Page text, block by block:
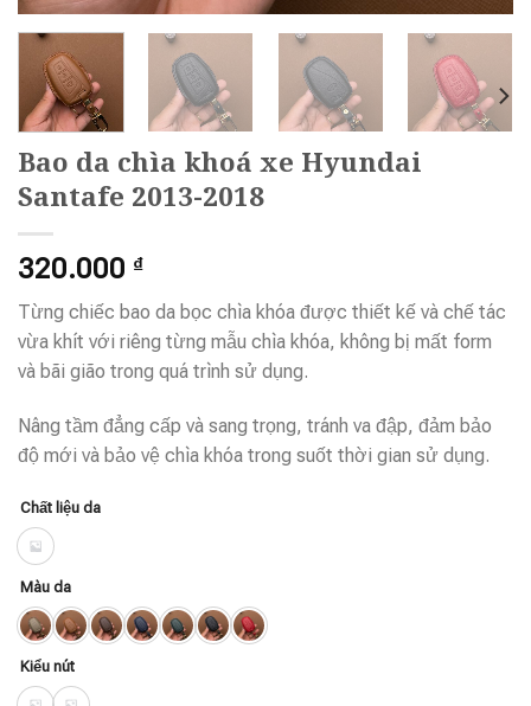
Bao da chìa khoá xe Hyundai
Santafe 2013-2018
320.000 ₫
Từng chiếc bao da bọc chìa khóa được thiết kế và chế tác
vừa khít với riêng từng mẫu chìa khóa, không bị mất form
và bãi gião trong quá trình sử dụng.
Nâng tầm đẳng cấp và sang trọng, tránh va đập, đảm bảo
độ mới và bảo vệ chìa khóa trong suốt thời gian sử dụng.
Chất liệu da
Màu da
Kiểu nút